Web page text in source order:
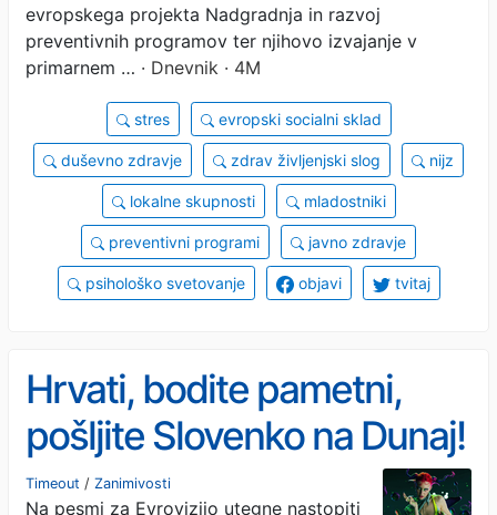
evropskega projekta Nadgradnja in razvoj
preventivnih programov ter njihovo izvajanje v
primarnem … · Dnevnik · 4M
stres evropski socialni sklad
duševno zdravje zdrav življenjski slog nijz
lokalne skupnosti mladostniki
preventivni programi javno zdravje
psihološko svetovanje objavi tvitaj
Hrvati, bodite pametni,
pošljite Slovenko na Dunaj!
Timeout / Zanimivosti
Na pesmi za Evrovizijo utegne nastopiti